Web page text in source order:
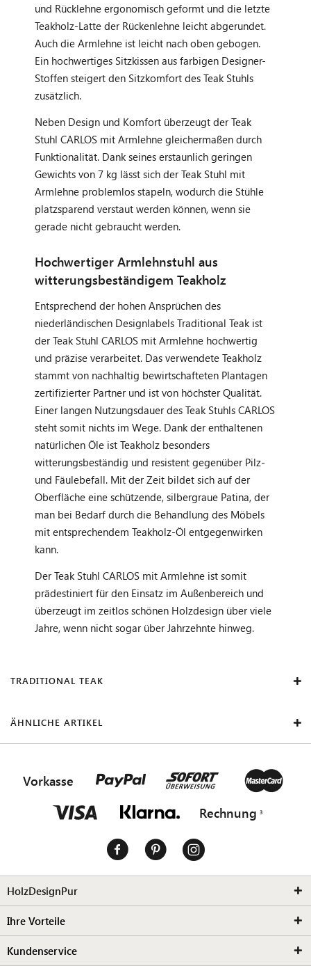
und Rücklehne ergonomisch geformt und die letzte
Teakholz-Latte der Rückenlehne leicht abgerundet.
Auch die Armlehne ist leicht nach oben gebogen.
Ein hochwertiges Sitzkissen aus farbigen Designer-
Stoffen steigert den Sitzkomfort des Teak Stuhls
zusätzlich.
Neben Design und Komfort überzeugt der Teak
Stuhl CARLOS mit Armlehne gleichermaßen durch
Funktionalität. Dank seines erstaunlich geringen
Gewichts von 7 kg lässt sich der Teak Stuhl mit
Armlehne problemlos stapeln, wodurch die Stühle
platzsparend verstaut werden können, wenn sie
gerade nicht gebraucht werden.
Hochwertiger Armlehnstuhl aus
witterungsbeständigem Teakholz
Entsprechend der hohen Ansprüchen des
niederländischen Designlabels Traditional Teak ist
der Teak Stuhl CARLOS mit Armlehne hochwertig
und präzise verarbeitet. Das verwendete Teakholz
stammt von nachhaltig bewirtschafteten Plantagen
zertifizierter Partner und ist von höchster Qualität.
Einer langen Nutzungsdauer des Teak Stuhls CARLOS
steht somit nichts im Wege. Dank der enthaltenen
natürlichen Öle ist Teakholz besonders
witterungsbeständig und resistent gegenüber Pilz-
und Fäulebefall. Mit der Zeit bildet sich auf der
Oberfläche eine schützende, silbergraue Patina, der
man bei Bedarf durch die Behandlung des Möbels
mit entsprechendem Teakholz-Öl entgegenwirken
kann.
Der Teak Stuhl CARLOS mit Armlehne ist somit
prädestiniert für den Einsatz im Außenbereich und
überzeugt im zeitlos schönen Holzdesign über viele
Jahre, wenn nicht sogar über Jahrzehnte hinweg.
TRADITIONAL TEAK
ÄHNLICHE ARTIKEL
Vorkasse
Rechnung
HolzDesignPur
Ihre Vorteile
Kundenservice